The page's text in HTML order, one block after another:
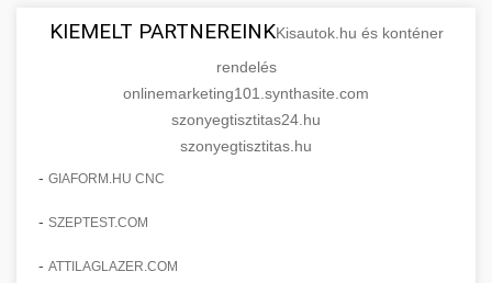
KIEMELT PARTNEREINKKisautok.hu és konténer
rendelés
onlinemarketing101.synthasite.com
szonyegtisztitas24.hu
szonyegtisztitas.hu
- GIAFORM.HU CNC
- SZEPTEST.COM
- ATTILAGLAZER.COM